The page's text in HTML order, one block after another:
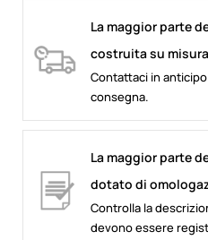
La maggior parte
costruita su misura
Contattaci in
consegna.
La maggior parte
dotato di
Controlla la
devono essere